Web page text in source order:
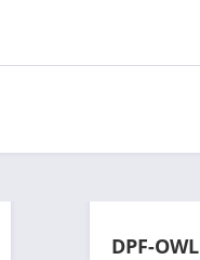
DPF-OWL